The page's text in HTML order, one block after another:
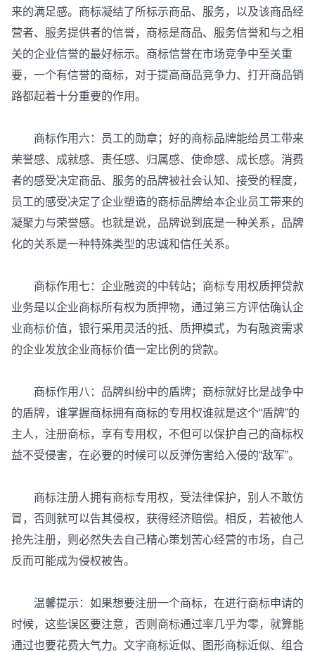
来的满足感。商标凝结了所标示商品、服务，以及该商品经
营者、服务提供者的信誉，商标是商品、服务信誉和与之相
关的企业信誉的最好标示。商标信誉在市场竞争中至关重
要，一个有信誉的商标，对于提高商品竞争力、打开商品销
路都起着十分重要的作用。
商标作用六：员工的勋章；好的商标品牌能给员工带来
荣誉感、成就感、责任感、归属感、使命感、成长感。消费
者的感受决定商品、服务的品牌被社会认知、接受的程度，
员工的感受决定了企业塑造的商标品牌给本企业员工带来的
凝聚力与荣誉感。也就是说，品牌说到底是一种关系，品牌
化的关系是一种特殊类型的忠诚和信任关系。
商标作用七：企业融资的中转站；商标专用权质押贷款
业务是以企业商标所有权为质押物，通过第三方评估确认企
业商标价值，银行采用灵活的抵、质押模式，为有融资需求
的企业发放企业商标价值一定比例的贷款。
商标作用八：品牌纠纷中的盾牌；商标就好比是战争中
的盾牌，谁掌握商标拥有商标的专用权谁就是这个“盾牌”的
主人，注册商标，享有专用权，不但可以保护自己的商标权
益不受侵害，在必要的时候可以反弹伤害给入侵的“敌军”。
商标注册人拥有商标专用权，受法律保护，别人不敢仿
冒，否则就可以告其侵权，获得经济赔偿。相反，若被他人
抢先注册，则必然失去自己精心策划苦心经营的市场，自己
反而可能成为侵权被告。
温馨提示：如果想要注册一个商标，在进行商标申请的
时候，这些误区要注意，否则商标通过率几乎为零，就算能
通过也要花费大气力。文字商标近似、图形商标近似、组合